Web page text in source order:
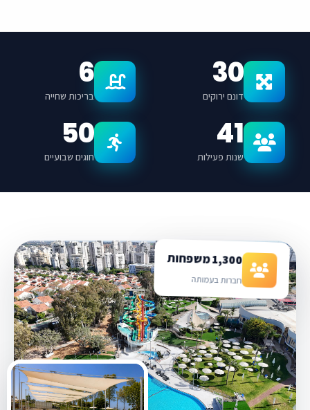
30
דונם ירוקים
6
בריכות שחייה
41
שנות פעילות
50
חוגים שבועיים
1,300 משפחות
חברות בעמותה